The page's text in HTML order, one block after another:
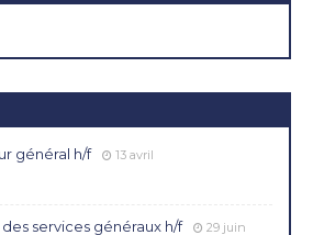
général h/f 13 avril
services généraux h/f 29 juin